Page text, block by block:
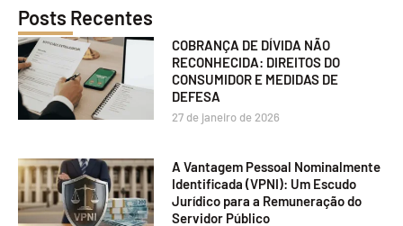
Posts Recentes
COBRANÇA DE DÍVIDA NÃO
RECONHECIDA: DIREITOS DO
CONSUMIDOR E MEDIDAS DE
DEFESA
27 de janeiro de 2026
A Vantagem Pessoal Nominalmente
Identificada (VPNI): Um Escudo
Jurídico para a Remuneração do
Servidor Público